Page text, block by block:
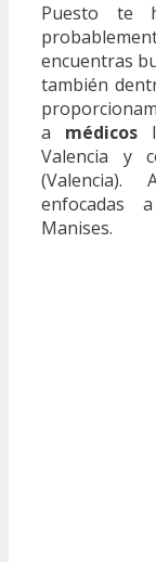
Puesto te
encuentras
también
a médicos
Valencia y
(Valencia).
enfocadas
Manises.